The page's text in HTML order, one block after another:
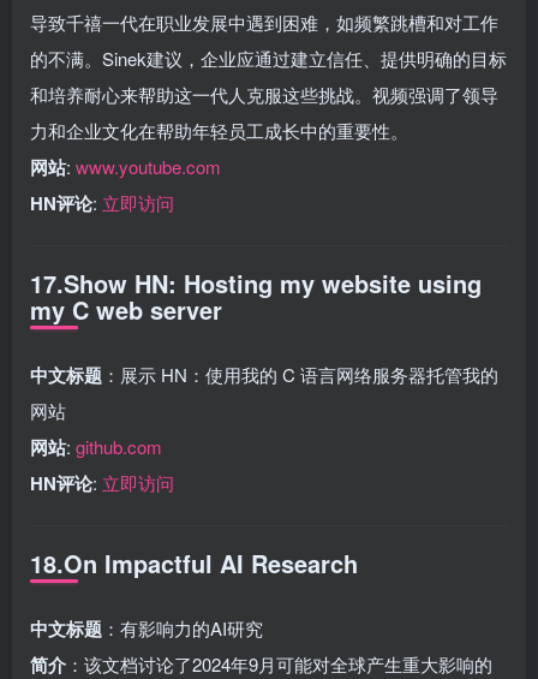
导致千禧一代在职业发展中遇到困难，如频繁跳槽和对工作
的不满。Sinek建议，企业应通过建立信任、提供明确的目标
和培养耐心来帮助这一代人克服这些挑战。视频强调了领导
力和企业文化在帮助年轻员工成长中的重要性。
网站: www.youtube.com
HN评论: 立即访问
17.Show HN: Hosting my website using
my C web server
中文标题 ：展示 HN：使用我的 C 语言网络服务器托管我的
网站
网站: github.com
HN评论: 立即访问
18.On Impactful AI Research
中文标题 ：有影响力的AI研究
简介 ：该文档讨论了2024年9月可能对全球产生重大影响的